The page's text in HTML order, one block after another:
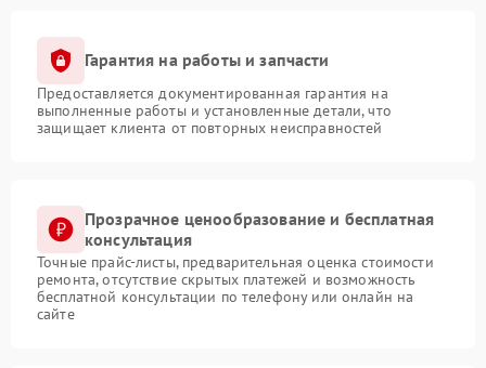
Гарантия на работы и запчасти
Предоставляется документированная гарантия на
выполненные работы и установленные детали, что
защищает клиента от повторных неисправностей
Прозрачное ценообразование и бесплатная
консультация
Точные прайс-листы, предварительная оценка стоимости
ремонта, отсутствие скрытых платежей и возможность
бесплатной консультации по телефону или онлайн на
сайте